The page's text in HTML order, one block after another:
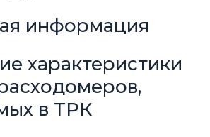
информация
характеристики
в ТРК